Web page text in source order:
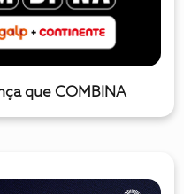
que COMBINA